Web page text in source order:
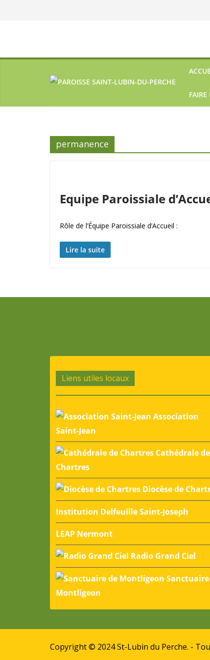
permanence
Equipe Paroissiale
Rôle de l’Équipe Paroissiale d’Accueil :
Lire la suite
Liens utiles locaux
Association
Saint-Jean
Cathédrale de
Chartres
Diocèse de
Institution Delfeuille Saint-Joseph
LEAP Nermont
Radio Grand Ciel
Montligeon
Copyright © 2024 St-Lubin du Perche. -